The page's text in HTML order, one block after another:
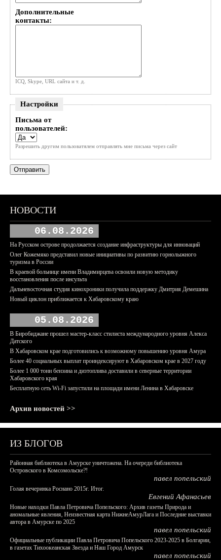
Дополнительные
контакты:
ICQ, Skype, URL сайта и т. д.
Настройки
Письма от
пользователей:
Разрешить другим пользоватялем отправлять мне письма через сайт
НОВОСТИ
06.08.2026
На Русском острове продолжается создание инфраструктуры для инноваций
Олег Кожемяко представил новые инициативы по развитию горнолыжного
туризма в России
В краевой больнице имени Владимирцева освоили новую методику
восстановления после инсульта
Дальневосточная студия кинохроники получила поддержку Дмитрия Демешина
Новый циклон приближается к Хабаровскому краю
05.08.2026
В Биробиджане прошел мастер-класс стилиста международного уровня Алекса
Датского
В Хабаровском крае подготовились к возможному повышению уровня Амура
Более 40 социальных выплат проиндексируют в Хабаровском крае в 2027 году
Более 1 000 тонн бензина и дизтоплива доставили в северные территории
Хабаровского края
Бесплатную сеть Wi-Fi запустили на площади имени Ленина в Хабаровске
Архив новостей >>
ИЗ БЛОГОВ
Районная библиотека в Амурске уничтожена. На очереди библиотека
Островского в Комсомольске?!
павел попельский
Голая вечеринка Роснано 2015г. Итог.
Евгений Афанасьев
Новые находки Павла Петровича Попельского: Архив газеты Природа и
аномальные явления, Неизвестная карта НижнеАмурЛага и Последние выставки
автора в Амурске по 2025
павел попельский
Официальные публикации Павла Петровича Попельского 2023-2025 в Болгарии,
в газетах Тихоокеанская Звезда и Наш Город Амурск
павел попельский